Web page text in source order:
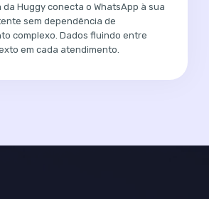
da Huggy conecta o WhatsApp à sua
sem dependência de
complexo. Dados fluindo entre
em cada atendimento.